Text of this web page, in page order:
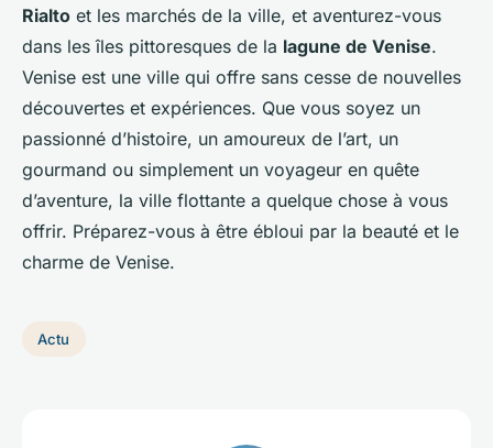
Rialto et les marchés de la ville, et aventurez-vous
dans les îles pittoresques de la lagune de Venise.
Venise est une ville qui offre sans cesse de nouvelles
découvertes et expériences. Que vous soyez un
passionné d’histoire, un amoureux de l’art, un
gourmand ou simplement un voyageur en quête
d’aventure, la ville flottante a quelque chose à vous
offrir. Préparez-vous à être ébloui par la beauté et le
charme de Venise.
Actu